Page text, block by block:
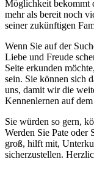
Möglichkeit bekommt
mehr als bereit noch
seiner zukünftigen
Wenn Sie auf der
Liebe und Freude
Seite erkunden
sein. Sie können sich
uns, damit wir die
Kennenlernen auf
Sie würden so gern,
Werden Sie Pate oder
groß, hilft mit,
sicherzustellen.